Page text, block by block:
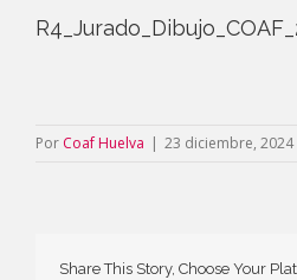
Por Coaf Huelva | 23 diciembre, 2024
Share This Story, Choose Your